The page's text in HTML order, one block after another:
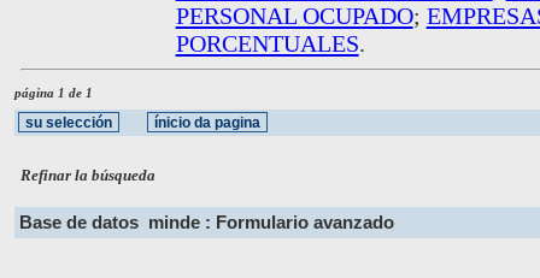
PERSONAL OCUPADO;
PORCENTUALES.
página 1 de 1
Refinar la búsqueda
Base de datos minde : Formulario avanzado